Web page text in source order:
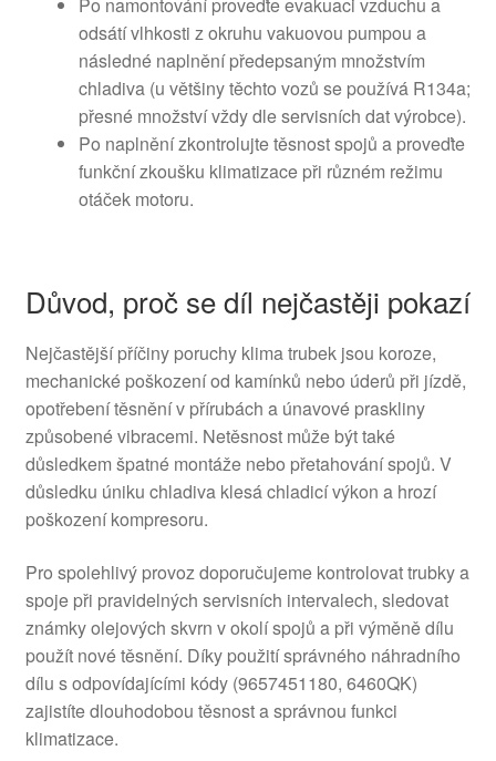
Po namontování proveďte evakuaci vzduchu a
odsátí vlhkosti z okruhu vakuovou pumpou a
následné naplnění předepsaným množstvím
chladiva (u většiny těchto vozů se používá R134a;
přesné množství vždy dle servisních dat výrobce).
Po naplnění zkontrolujte těsnost spojů a proveďte
funkční zkoušku klimatizace při různém režimu
otáček motoru.
Důvod, proč se díl nejčastěji pokazí
Nejčastější příčiny poruchy klima trubek jsou koroze,
mechanické poškození od kamínků nebo úderů při jízdě,
opotřebení těsnění v přírubách a únavové praskliny
způsobené vibracemi. Netěsnost může být také
důsledkem špatné montáže nebo přetahování spojů. V
důsledku úniku chladiva klesá chladicí výkon a hrozí
poškození kompresoru.
Pro spolehlivý provoz doporučujeme kontrolovat trubky a
spoje při pravidelných servisních intervalech, sledovat
známky olejových skvrn v okolí spojů a při výměně dílu
použít nové těsnění. Díky použití správného náhradního
dílu s odpovídajícími kódy (9657451180, 6460QK)
zajistíte dlouhodobou těsnost a správnou funkci
klimatizace.